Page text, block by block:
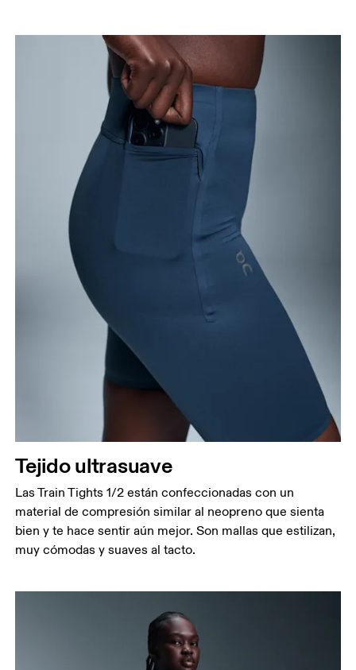
estiradas, mide la distancia entre la ingle y el tobillo
por la parte interior de la pierna.
Tejido ultrasuave
Las Train Tights 1/2 están confeccionadas con un
material de compresión similar al neopreno que sienta
bien y te hace sentir aún mejor. Son mallas que estilizan,
muy cómodas y suaves al tacto.